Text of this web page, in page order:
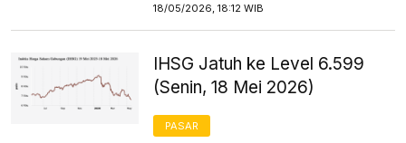
18/05/2026, 18:12 WIB
IHSG Jatuh ke Level 6.599
(Senin, 18 Mei 2026)
PASAR